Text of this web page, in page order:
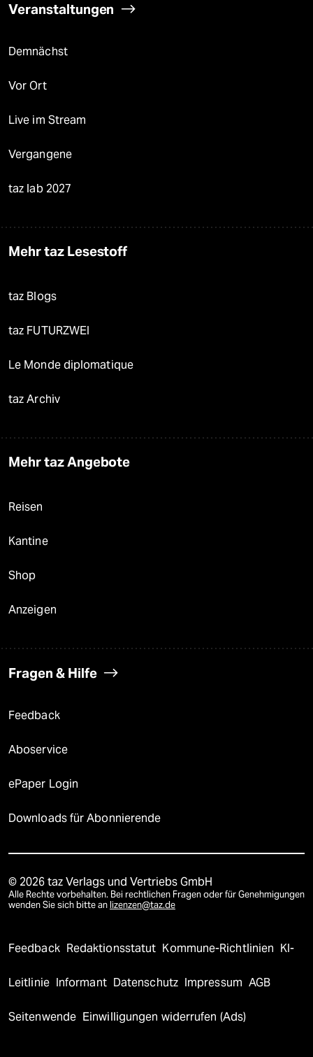
Veranstaltungen
Demnächst
Vor Ort
Live im Stream
Vergangene
taz lab 2027
Mehr taz Lesestoff
taz Blogs
taz FUTURZWEI
Le Monde diplomatique
taz Archiv
Mehr taz Angebote
Reisen
Kantine
Shop
Anzeigen
Fragen & Hilfe
Feedback
Aboservice
ePaper Login
Downloads für Abonnierende
© 2026 taz Verlags und Vertriebs GmbH
Alle Rechte vorbehalten. Bei rechtlichen Fragen oder für Genehmigungen
wenden Sie sich bitte an lizenzen@taz.de
Feedback Redaktionsstatut Kommune-Richtlinien KI-
Leitlinie Informant Datenschutz Impressum AGB
Seitenwende Einwilligungen widerrufen (Ads)